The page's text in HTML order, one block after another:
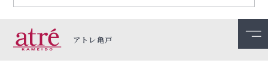
アトレ亀戸